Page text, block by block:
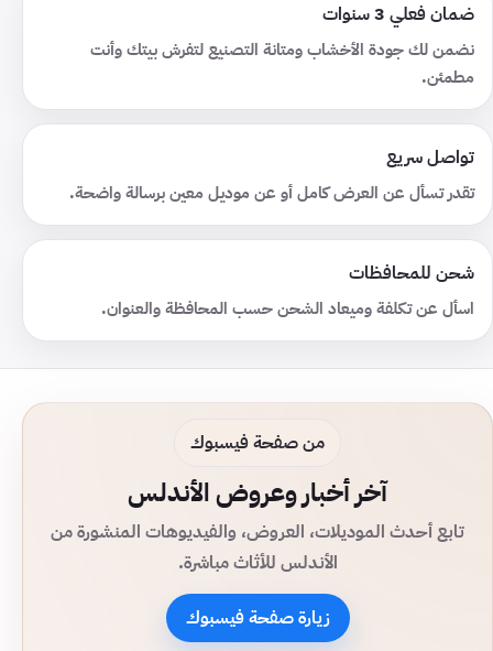
ضمان فعلي 3 سنوات
نضمن لك جودة الأخشاب ومتانة التصنيع لتفرش بيتك وأنت
مطمئن.
تواصل سريع
تقدر تسأل عن العرض كامل أو عن موديل معين برسالة واضحة.
شحن للمحافظات
اسأل عن تكلفة وميعاد الشحن حسب المحافظة والعنوان.
من صفحة فيسبوك
آخر أخبار وعروض الأندلس
تابع أحدث الموديلات، العروض، والفيديوهات المنشورة من
الأندلس للأثاث مباشرة.
زيارة صفحة فيسبوك